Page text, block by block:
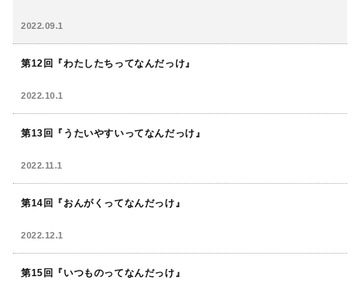
2022.09.1
第12回『わたしたちってなんだっけ』
2022.10.1
第13回『うたいやすいってなんだっけ』
2022.11.1
第14回『おんがくってなんだっけ』
2022.12.1
第15回『いつものってなんだっけ』